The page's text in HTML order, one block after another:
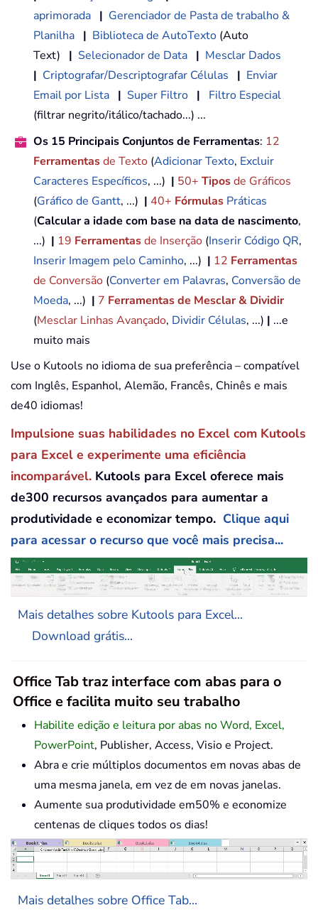
aprimorada | Gerenciador de Pasta de trabalho &
Planilha | Biblioteca de AutoTexto (Auto
Text) | Selecionador de Data | Mesclar Dados
| Criptografar/Descriptografar Células | Enviar
Email por Lista | Super Filtro |
Filtro Especial
(filtrar negrito/itálico/tachado...) ...
Os 15 Principais Conjuntos de Ferramentas: 12
Ferramentasde Texto (Adicionar Texto, Excluir
Caracteres Específicos, ...) | 50+ Tiposde Gráficos
(Gráfico de Gantt, ...) | 40+ Fórmulas Práticas
(Calcular a idade com base na data de nascimento,
...) | 19 Ferramentasde Inserção (Inserir Código QR,
Inserir Imagem pelo Caminho, ...) | 12 Ferramentas
de Conversão (Converter em Palavras, Conversão de
Moeda, ...) | 7 Ferramentas de Mesclar & Dividir
(Mesclar Linhas Avançado, Dividir Células, ...) | ...e
muito mais
Use o Kutools no idioma de sua preferência – compatível
com Inglês, Espanhol, Alemão, Francês, Chinês e mais
de40 idiomas!
Impulsione suas habilidades no Excel com Kutools
para Excel e experimente uma eficiência
incomparável. Kutools para Excel oferece mais
de300 recursos avançados para aumentar a
produtividade e economizar tempo. Clique aqui
para acessar o recurso que você mais precisa...
Mais detalhes sobre Kutools para Excel...
Download grátis...
Office Tab traz interface com abas para o
Office e facilita muito seu trabalho
Habilite edição e leitura por abas no Word, Excel,
PowerPoint, Publisher, Access, Visio e Project.
Abra e crie múltiplos documentos em novas abas de
uma mesma janela, em vez de em novas janelas.
Aumente sua produtividade em50% e economize
centenas de cliques todos os dias!
Mais detalhes sobre Office Tab...